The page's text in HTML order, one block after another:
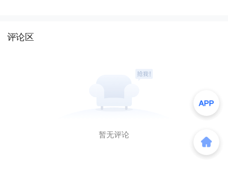
评论区
暂无评论